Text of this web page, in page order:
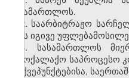
სასამართლოს.
2. საარბიტრაჟო
აქვს იგივე
3. სასამართლოს
სამოქალაქო საპროცესო
„ი“ ქვეპუნქტებისა,